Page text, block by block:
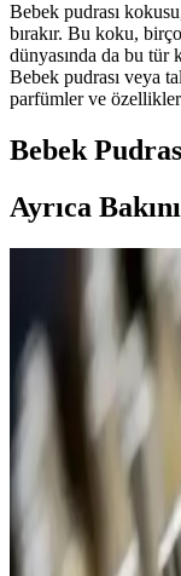
Bebek pudrası
bırakır. Bu koku,
dünyasında da bu tür
Bebek pudrası veya
parfümler ve özellikleri
Bebek
Ayrıca
Calvin Klein
Parfümü:
Calvin Klein'in
odunsu notalarıyla
günlük ve özel
ATTAR
Roll-on 3ml
ATTAR ESANS
roll-on parfüm,
menşei, hassas